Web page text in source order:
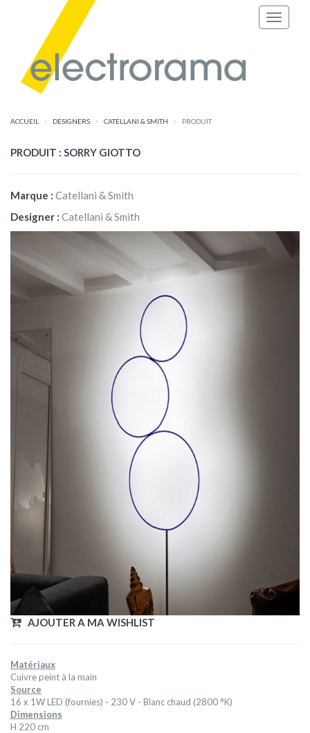
ACCUEIL DESIGNERS CATELLANI & SMITH PRODUIT
PRODUIT : SORRY GIOTTO
Marque : Catellani & Smith
Designer : Catellani & Smith
AJOUTER A MA WISHLIST
Matériaux
Cuivre peint à la main
Source
16 x 1W LED (fournies) - 230 V - Blanc chaud (2800 °K)
Dimensions
H 220 cm